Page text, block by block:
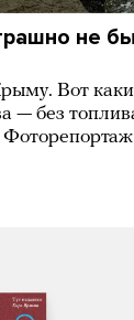
не
Вот
— без